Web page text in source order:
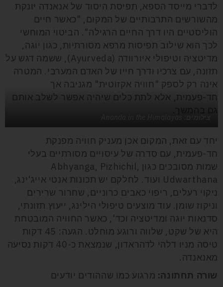
לדברי מייסד הספא, תפיסת היסוד של אנאנדה יונקת
מהשורשים התרבותיים של המקום, "כאשר חיים
הוליסטיים היו דרך החיים הרגילה". הביטוי המוחשי
לכך הוא שילוב תפיסות מרפא מסורתיות, כגון יוגה,
מדיטציה וטיפולי איורוודה (Ayurveda), ששמה דגש על
תזונה, עם צרכיו ודרך חייו של האדם המערבי. המטרה
אינה רק לספק "חוויה אקזוטית" מגניבה אך
חד-פעמית, אלא לתת כלים שיהיה אפשר לשלב אותם
יחד עם זאת, המקום אכן מעניק חוויה מפנקת
חד-פעמית, עם סדרה של עיסויים מסורתיים בעלי
שמות מסובכים כגון Abhyanga, Pizhichil,
Udwarthana ועוד. לחלקם יש תכונות אנטי אייג'ינג,
ניקוי רעלים, ריפוי כאבים כרוניים, שחרור שרירים
וניקוז שומן. עוד מוצעים טיפולי הילינג, ייעוץ תזונתי,
סדנאות יוגה ומדיטציה וכד', כאשר החוויה המובטחת
היא של שקט, שלווה ורוגע מוחלט. הגעה: 45 דקות
טיסה מניו דלהי לדהראדון, שנמצאת כ-40 דקות נסיעה
מאנאנדה.
שורה תחתונה: מרגוע כמו שההודים יודעים